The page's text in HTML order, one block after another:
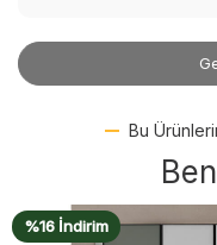
Bu
%16 İndirim